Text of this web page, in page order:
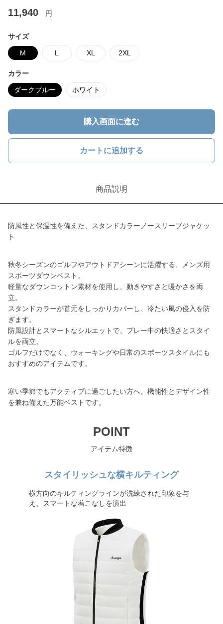
11,940 円
サイズ
M L XL 2XL
カラー
ダークブルー ホワイト
購入画面に進む
カートに追加する
商品説明
防風性と保温性を備えた、スタンドカラーノースリーブジャケッ
ト
秋冬シーズンのゴルフやアウトドアシーンに活躍する、メンズ用
スポーツダウンベスト。
軽量なダウンコットン素材を使用し、動きやすさと暖かさを両
立。
スタンドカラーが首元をしっかりカバーし、冷たい風の侵入を防
ぎます。
防風設計とスマートなシルエットで、プレー中の快適さとスタイ
ルを両立。
ゴルフだけでなく、ウォーキングや日常のスポーツスタイルにも
おすすめのアイテムです。
寒い季節でもアクティブに過ごしたい方へ。機能性とデザイン性
を兼ね備えた万能ベストです。
POINT
アイテム特徴
スタイリッシュな横キルティング
横方向のキルティングラインが洗練された印象を与
え、スマートな着こなしを演出